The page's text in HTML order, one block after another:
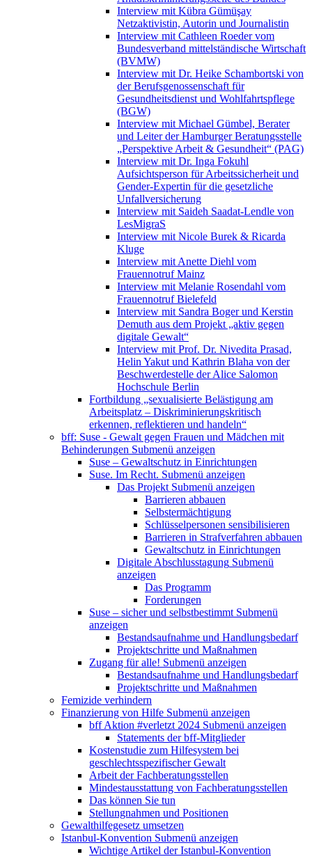
Interview mit Kübra Gümüşay
Netzaktivistin, Autorin und Journalistin
Interview mit Cathleen Roeder vom
Bundesverband mittelständische Wirtschaft
(BVMW)
Interview mit Dr. Heike Schambortski von
der Berufsgenossenschaft für
Gesundheitsdienst und Wohlfahrtspflege
(BGW)
Interview mit Michael Gümbel, Berater
und Leiter der Hamburger Beratungsstelle
„Perspektive Arbeit & Gesundheit“ (PAG)
Interview mit Dr. Inga Fokuhl
Aufsichtsperson für Arbeitssicherheit und
Gender-Expertin für die gesetzliche
Unfallversicherung
Interview mit Saideh Saadat-Lendle von
LesMigraS
Interview mit Nicole Burek & Ricarda
Kluge
Interview mit Anette Diehl vom
Frauennotruf Mainz
Interview mit Melanie Rosendahl vom
Frauennotruf Bielefeld
Interview mit Sandra Boger und Kerstin
Demuth aus dem Projekt „aktiv gegen
digitale Gewalt“
Interview mit Prof. Dr. Nivedita Prasad,
Helin Yakut und Kathrin Blaha von der
Beschwerdestelle der Alice Salomon
Hochschule Berlin
Fortbildung „sexualisierte Belästigung am
Arbeitsplatz – Diskriminierungskritisch
erkennen, reflektieren und handeln“
bff: Suse - Gewalt gegen Frauen und Mädchen mit
Behinderungen Submenü anzeigen
Suse – Gewaltschutz in Einrichtungen
Suse. Im Recht. Submenü anzeigen
Das Projekt Submenü anzeigen
Barrieren abbauen
Selbstermächtigung
Schlüsselpersonen sensibilisieren
Barrieren in Strafverfahren abbauen
Gewaltschutz in Einrichtungen
Digitale Abschlusstagung Submenü
anzeigen
Das Programm
Forderungen
Suse – sicher und selbstbestimmt Submenü
anzeigen
Bestandsaufnahme und Handlungsbedarf
Projektschritte und Maßnahmen
Zugang für alle! Submenü anzeigen
Bestandsaufnahme und Handlungsbedarf
Projektschritte und Maßnahmen
Femizide verhindern
Finanzierung von Hilfe Submenü anzeigen
bff Aktion #verletzt 2024 Submenü anzeigen
Statements der bff-Mitglieder
Kostenstudie zum Hilfesystem bei
geschlechtsspezifischer Gewalt
Arbeit der Fachberatungsstellen
Mindestausstattung von Fachberatungsstellen
Das können Sie tun
Stellungnahmen und Positionen
Gewalthilfegesetz umsetzen
Istanbul-Konvention Submenü anzeigen
Wichtige Artikel der Istanbul-Konvention